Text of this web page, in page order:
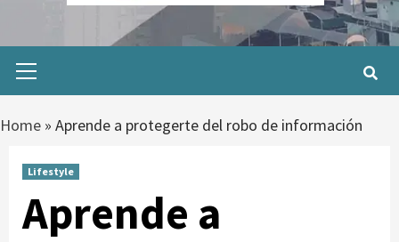
Menu
Home » Aprende a protegerte del robo de información
Lifestyle
Aprende a